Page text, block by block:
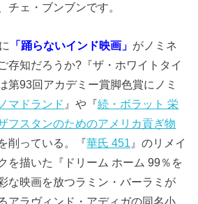
チェ・ブンブンです。
「踊らないインド映画」 がノミネ
存知だろうか?『ザ・ホワイトタイ
第93回アカデミー賞脚色賞にノミ
ノマドランド 』や『続・ボラット 栄
フスタンのためのアメリカ貢ぎ物
削っている。『華氏 451 』のリメイ
を描いた『ドリーム ホーム 99％を
な映画を放つラミン・バーラミが
アラヴィンド・アディガの同名小